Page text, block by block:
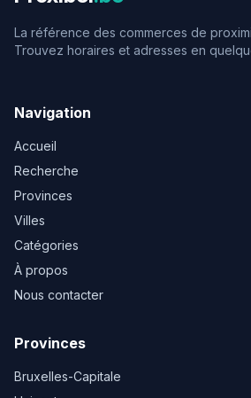
La référence des commerces de
Trouvez horaires et adresses en
Navigation
Accueil
Recherche
Provinces
Villes
Catégories
À propos
Nous contacter
Provinces
Bruxelles-Capitale